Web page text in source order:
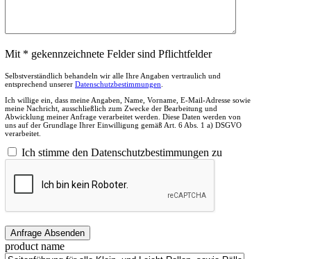
Mit * gekennzeichnete Felder sind Pflichtfelder
Selbstverständlich behandeln wir alle Ihre Angaben vertraulich und
entsprechend unserer Datenschutzbestimmungen
Ich willige ein, dass meine Angaben, Name, Vorname, E-Mail-Adresse sowie
meine Nachricht, ausschließlich zum Zwecke der Bearbeitung und
Abwicklung meiner Anfrage verarbeitet werden. Diese Daten werden von
uns auf der Grundlage Ihrer Einwilligung gemäß Art. 6 Abs. 1 a) DSGVO
verarbeitet.
Ich stimme den Datenschutzbestimmungen zu
product name